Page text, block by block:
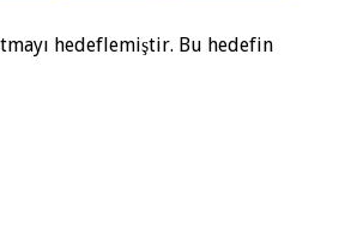
hedeflemiştir. Bu hedefin